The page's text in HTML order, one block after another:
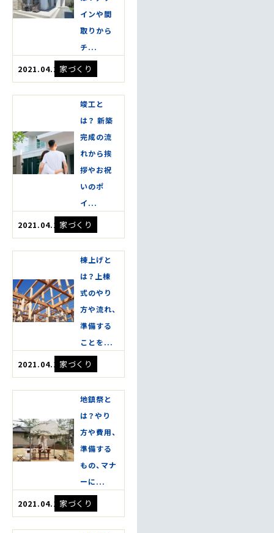
2021.04.20家づくり
インや間
取りから
チ...
2021.04.17家づくり
竣工と
は？ 新築
完成の流
れから挨
拶やお祝
いのポ
イ...
2021.04.17家づくり
棟上げと
は？上棟
式のやり
方や流れ、
準備する
ことを...
2021.04.17家づくり
地鎮祭と
は？やり
方や費用、
準備する
もの、マナ
ーに...